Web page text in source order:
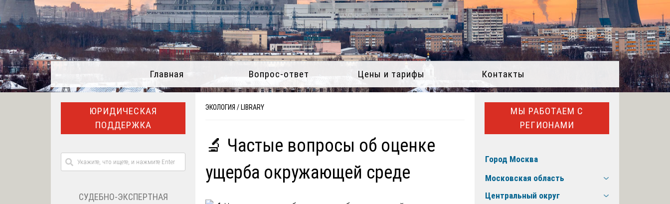
Главная Вопрос-ответ Цены и тарифы Контакты
ЭКОЛОГИЯ /LIBRARY
🔬 Частые вопросы об оценке
ущерба окружающей среде
ЮРИДИЧЕСКАЯ
ПОДДЕРЖКА
СУДЕБНО-ЭКСПЕРТНАЯ
МЫ РАБОТАЕМ С
РЕГИОНАМИ
Город Москва
Московская область
Центральный округ